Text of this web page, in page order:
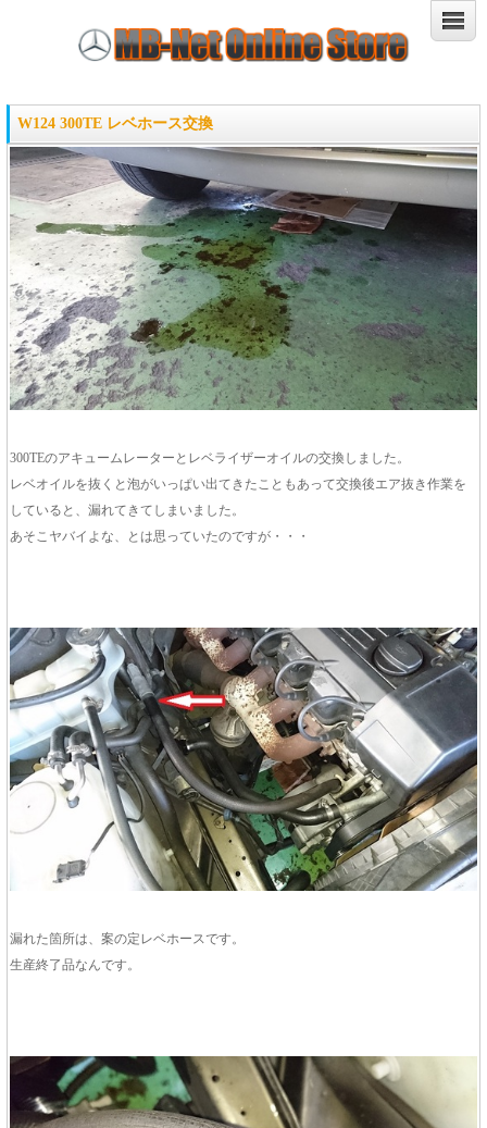
W124 300TE レベホース交換
300TEのアキュームレーターとレベライザーオイルの交換しました。
レベオイルを抜くと泡がいっぱい出てきたこともあって交換後エア抜き作業を
していると、漏れてきてしまいました。
あそこヤバイよな、とは思っていたのですが・・・
漏れた箇所は、案の定レベホースです。
生産終了品なんです。